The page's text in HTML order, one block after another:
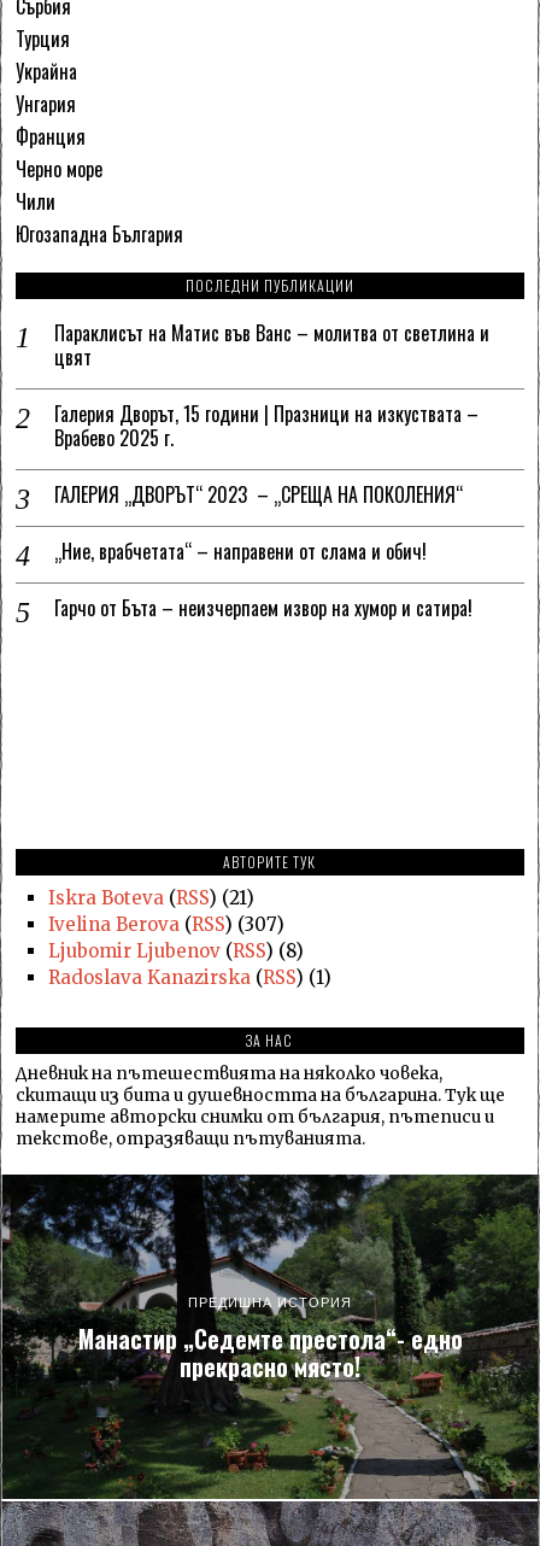
Сърбия
Турция
Украйна
Унгария
Франция
Черно море
Чили
Югозападна България
ПОСЛЕДНИ ПУБЛИКАЦИИ
Параклисът на Матис във Ванс – молитва от светлина и
цвят
Галерия Дворът, 15 години | Празници на изкуствата –
Врабево 2025 г.
ГАЛЕРИЯ „ДВОРЪТ“ 2023 – „СРЕЩА НА ПОКОЛЕНИЯ“
„Ние, врабчетата“ – направени от слама и обич!
Гарчо от Бъта – неизчерпаем извор на хумор и сатира!
АВТОРИТЕ ТУК
Iskra Boteva(RSS) (21)
Ivelina Berova(RSS) (307)
Ljubomir Ljubenov(RSS) (8)
Radoslava Kanazirska(RSS) (1)
ЗА НАС
Дневник на пътешествията на няколко човека,
скитащи из бита и душевността на българина. Тук ще
намерите авторски снимки от българия, пътеписи и
текстове, отразяващи пътуванията.
ПРЕДИШНА ИСТОРИЯ
Манастир „Седемте престола“- едно
прекрасно място!